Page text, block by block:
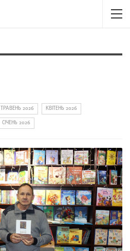
ТРАВЕНЬ 2026
КВІТЕНЬ 2026
СІЧЕНЬ 2026